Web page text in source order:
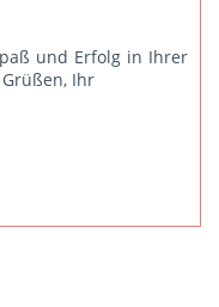
und Erfolg in Ihrer
Ihr